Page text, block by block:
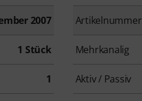
2007 Artikelnummer
1 Stück Mehrkanalig
1 Aktiv / Passiv